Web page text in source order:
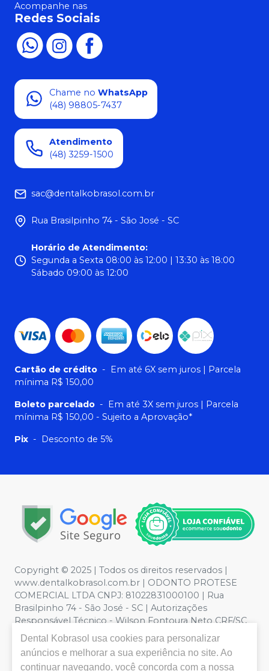
Acompanhe nas
Redes Sociais
Chame no WhatsApp
(48) 98805-7437
Atendimento
(48) 3259-1500
sac@dentalkobrasol.com.br
Rua Brasilpinho 74 - São José - SC
Horário de Atendimento:
Segunda a Sexta 08:00 às 12:00 | 13:30 às 18:00
Sábado 09:00 às 12:00
Cartão de crédito - Em até 6X sem juros | Parcela
mínima R$ 150,00
Boleto parcelado - Em até 3X sem juros | Parcela
mínima R$ 150,00 - Sujeito a Aprovação*
Pix - Desconto de 5%
Copyright © 2025 | Todos os direitos reservados |
www.dentalkobrasol.com.br | ODONTO PROTESE
COMERCIAL LTDA CNPJ: 81022831000100 | Rua
Brasilpinho 74 - São José - SC | Autorizações
Responsável Técnico - Wilson Fontoura Neto CRF/SC
12450 | Política de Privacidade e Segurança - Fotos
meramente ilustrativas - Os preços e condições da loja
virtual estão sujeitos a alterações. Em caso de
Dental Kobrasol usa cookies para personalizar
anúncios e melhorar a sua experiência no site. Ao
continuar navegando, você concorda com a nossa